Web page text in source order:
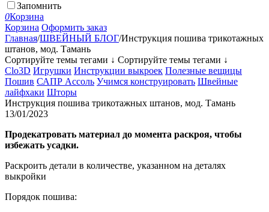
Запомнить
0Корзина
Корзина Оформить заказ
Главная/ШВЕЙНЫЙ БЛОГ/Инструкция пошива трикотажных
штанов, мод. Тамань
Сортируйте темы тегами ↓ Сортируйте темы тегами ↓
Clo3D Игрушки Инструкции выкроек Полезные вещицы
Пошив САПР Ассоль Учимся конструировать Швейные
лайфхаки Шторы
Инструкция пошива трикотажных штанов, мод. Тамань
13/01/2023
Продекатровать материал до момента раскроя, чтобы
избежать усадки.
Раскроить детали в количестве, указанном на деталях
выкройки
Порядок пошива: